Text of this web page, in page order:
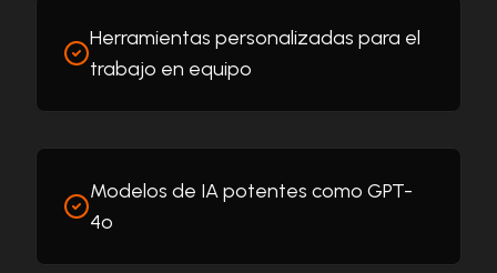
Herramientas personalizadas para el
trabajo en equipo
Modelos de IA potentes como GPT-
4o